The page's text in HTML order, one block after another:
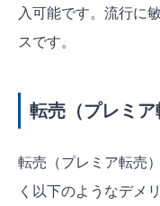
入可能です。流行に
スです。
転売（プレミ
転売（プレミア転売
く以下のようなデメ